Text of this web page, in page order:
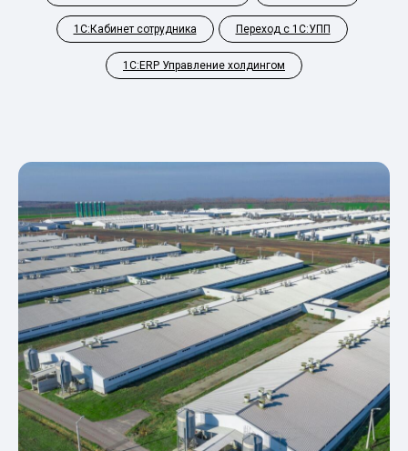
1С:Кабинет сотрудника Переход с 1С:УПП
1С:ERP Управление холдингом